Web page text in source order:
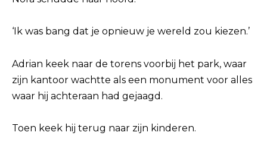
‘Ik was bang dat je opnieuw je wereld zou kiezen.’
Adrian keek naar de torens voorbij het park, waar
zijn kantoor wachtte als een monument voor alles
waar hij achteraan had gejaagd.
Toen keek hij terug naar zijn kinderen.